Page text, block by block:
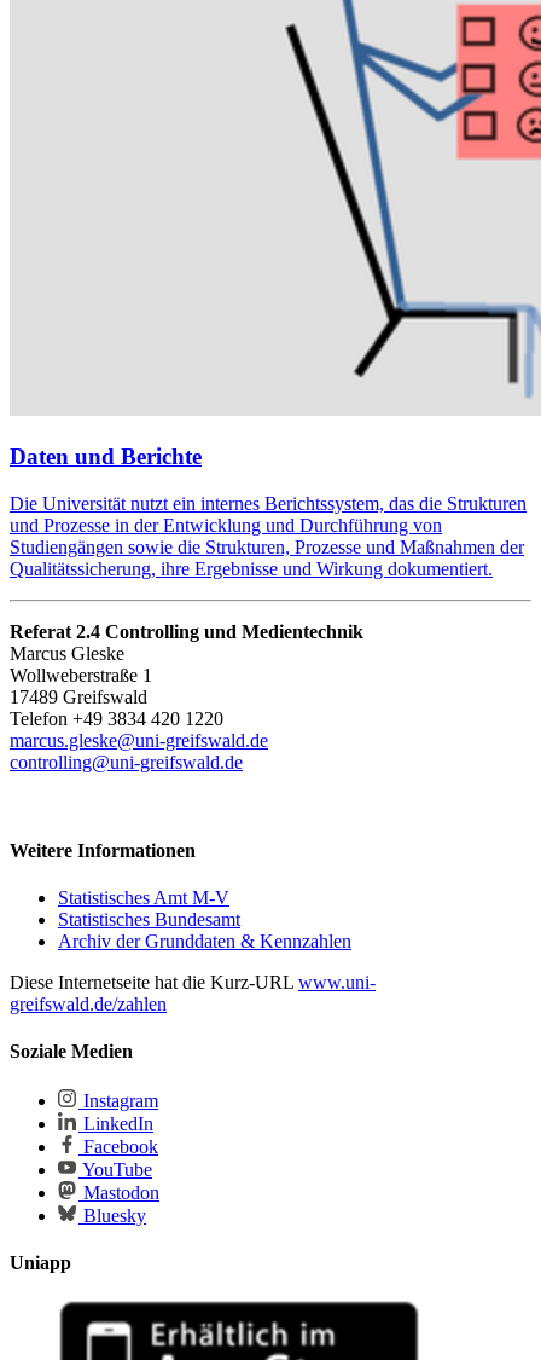
Daten und Berichte
Die Universität nutzt ein internes Berichtssystem, das die Strukturen
und Prozesse in der Entwicklung und Durchführung von
Studiengängen sowie die Strukturen, Prozesse und Maßnahmen der
Qualitätssicherung, ihre Ergebnisse und Wirkung dokumentiert.
Referat 2.4 Controlling und Medientechnik
Marcus Gleske
Wollweberstraße 1
17489 Greifswald
Telefon +49 3834 420 1220
marcus.gleske@uni-greifswald.de
controlling@uni-greifswald.de
Weitere Informationen
Statistisches Amt M-V
Statistisches Bundesamt
Archiv der Grunddaten & Kennzahlen
Diese Internetseite hat die Kurz-URL www.uni-
greifswald.de/zahlen
Soziale Medien
Instagram
LinkedIn
Facebook
YouTube
Mastodon
Bluesky
Uniapp